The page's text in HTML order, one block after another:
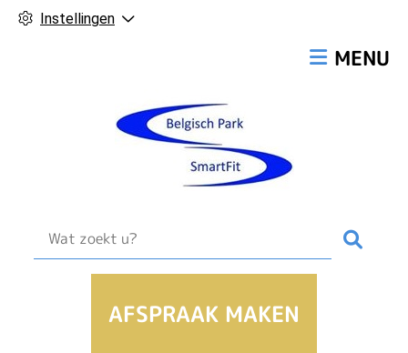
Instellingen
MENU
AFSPRAAK MAKEN